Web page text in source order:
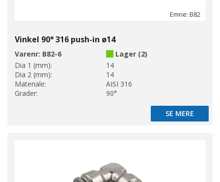
Emne: B82
Vinkel 90° 316 push-in ø14
Varenr: B82-6
Lager (2)
Dia 1 (mm):
14
Dia 2 (mm):
14
Materiale:
AISI 316
Grader:
90°
SE MERE
SE MERE